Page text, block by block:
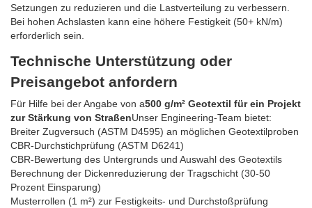
Setzungen zu reduzieren und die Lastverteilung zu verbessern.
Bei hohen Achslasten kann eine höhere Festigkeit (50+ kN/m)
erforderlich sein.
Technische Unterstützung oder
Preisangebot anfordern
Für Hilfe bei der Angabe von a500 g/m² Geotextil für ein Projekt
zur Stärkung von StraßenUnser Engineering-Team bietet:
Breiter Zugversuch (ASTM D4595) an möglichen Geotextilproben
CBR-Durchstichprüfung (ASTM D6241)
CBR-Bewertung des Untergrunds und Auswahl des Geotextils
Berechnung der Dickenreduzierung der Tragschicht (30-50
Prozent Einsparung)
Musterrollen (1 m²) zur Festigkeits- und Durchstoßprüfung